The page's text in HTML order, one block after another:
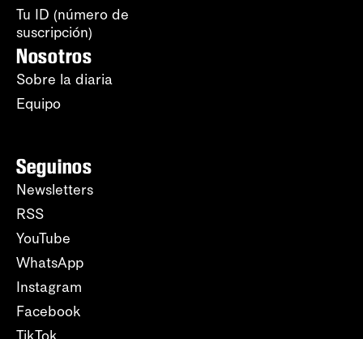
Tu ID (número de
suscripción)
Nosotros
Sobre la diaria
Equipo
Seguinos
Newsletters
RSS
YouTube
WhatsApp
Instagram
Facebook